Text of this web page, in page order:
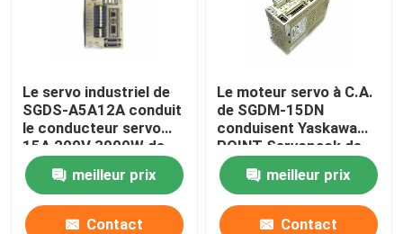
Le servo industriel de
SGDS-A5A12A conduit
le conducteur servo
15A 200V 3000W de
Yaskawa
meilleur prix
Contact
Le moteur servo à C.A.
de SGDM-15DN
conduisent Yaskawa
POINT Servopack de
0,5 ampères 32
meilleur prix
Contact